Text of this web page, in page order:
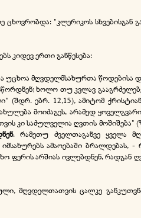
"კლერიკოს სხვებისგან
კიდევ ერთი განწესება:
მღვდელმსახურთა წოდებისა და
ხოლო თუ კვლავ
(შდრ. ებრ. 12,15), ამიტომ
მოიძაგეს, არამედ
კი საძულველია ღვთის მოშიშება"
. რამეთუ ძველთაგანვე ყველა
ამაოებაში ბრალდებას, -
ფერის არშიას ივლებდნენ, რადგან
მღვდელთათვის ცალკე